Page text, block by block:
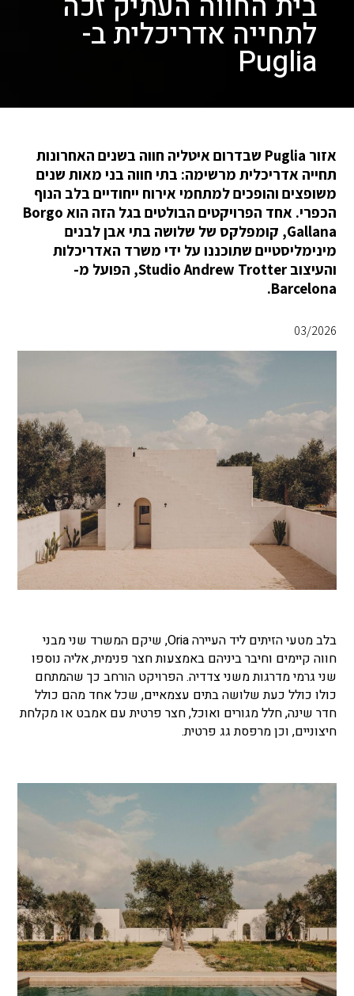
לתחייה אדריכלית ב-
Puglia
אזור Puglia שבדרום איטליה חווה בשנים האחרונות
תחייה אדריכלית מרשימה: בתי חווה בני מאות שנים
משופצים והופכים למתחמי אירוח ייחודיים בלב הנוף
הכפרי. אחד הפרויקטים הבולטים בגל הזה הוא Borgo
Gallana, קומפלקס של שלושה בתי אבן לבנים
מינימליסטיים שתוכננו על ידי משרד האדריכלות
והעיצוב Studio Andrew Trotter, הפועל מ-
Barcelona.
03/2026
בלב מטעי הזיתים ליד העיירה Oria, שיקם המשרד שני מבני
חווה קיימים וחיבר ביניהם באמצעות חצר פנימית, אליה נוספו
שני גרמי מדרגות משני צדדיה. הפרויקט הורחב כך שהמתחם
כולו כולל כעת שלושה בתים עצמאיים, שכל אחד מהם כולל
חדר שינה, חלל מגורים ואוכל, חצר פרטית עם אמבט או מקלחת
חיצוניים, וכן מרפסת גג פרטית.